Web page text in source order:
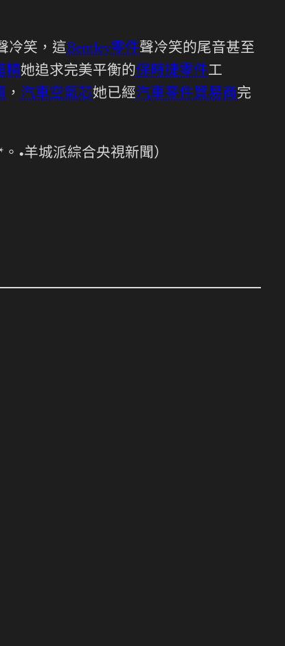
冷笑，這Bentley零件聲冷笑的尾音甚至
精她追求完美平衡的保時捷零件工
， 汽車空氣芯她已經汽車零件貿易商完
•羊城派綜合央視新聞）